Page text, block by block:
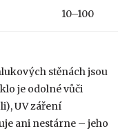
10–100
stěnách jsou
je odolné vůči
UV záření
ani nestárne – jeho